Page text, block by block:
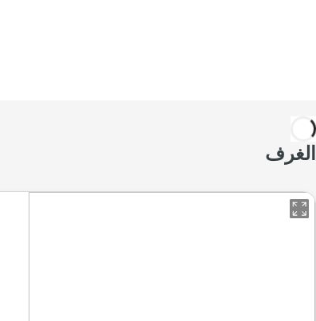
الغرف